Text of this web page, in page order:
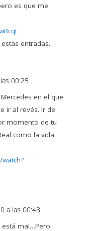
es que me
entradas.
00:25
en el que
ir al revés. Ir de
momento de tu
como la vida
a las 00:48
está mal…Pero